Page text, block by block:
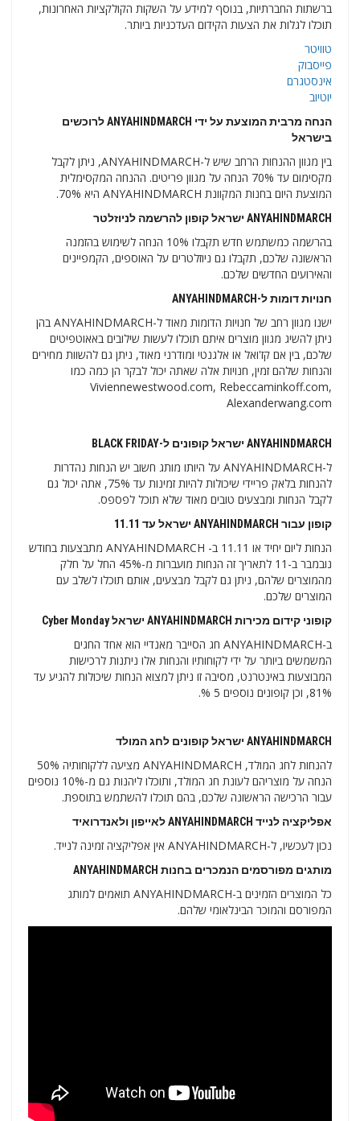
ברשתות החברתיות, בנוסף למידע על השקות הקולקציות האחרונות,
תוכלו לגלות את הצעות הקידום העדכניות ביותר.
טוויטר
פייסבוק
אינסטגרם
יוטיוב
הנחה מרבית המוצעת על ידי ANYAHINDMARCH לרוכשים
בישראל
בין מגוון ההנחות הרחב שיש ל-ANYAHINDMARCH, ניתן לקבל
מקסימום עד 70% הנחה על מגוון פריטים. ההנחה המקסימלית
המוצעת היום בחנות המקוונת ANYAHINDMARCH היא 70%.
ANYAHINDMARCH ישראל קופון להרשמה לניוזלטר
בהרשמה כמשתמש חדש תקבלו 10% הנחה לשימוש בהזמנה
הראשונה שלכם, תקבלו גם ניוזלטרים על האוספים, הקמפיינים
והאירועים החדשים שלכם.
חנויות דומות ל-ANYAHINDMARCH
ישנו מגוון רחב של חנויות הדומות מאוד ל-ANYAHINDMARCH בהן
ניתן להשיג מגוון מוצרים איתם תוכלו לעשות שילובים באאוטפיטים
שלכם, בין אם קז'ואל או אלגנטי ומודרני מאוד, ניתן גם להשוות מחירים
והנחות שלהם זמין, חנויות אלה שאתה יכול לבקר הן כמה כמו
Viviennewestwood.com, Rebeccaminkoff.com,
Alexanderwang.com
ANYAHINDMARCH ישראל קופונים ל-BLACK FRIDAY
ל-ANYAHINDMARCH על היותו מותג חשוב יש הנחות נהדרות
להנחות בלאק פריידי שיכולות להיות זמינות עד 75%, אתה יכול גם
לקבל הנחות ומבצעים טובים מאוד שלא תוכל לפספס.
קופון עבור ANYAHINDMARCH ישראל עד 11.11
הנחות ליום יחיד או 11.11 ב- ANYAHINDMARCH מתבצעות בחודש
נובמבר ב-11 לתאריך זה הנחות מועברות מ-45% החל על חלק
מהמוצרים שלהם, ניתן גם לקבל מבצעים, אותם תוכלו לשלב עם
המוצרים שלכם.
קופוני קידום מכירות ANYAHINDMARCH ישראל Cyber ​​​​Monday
ב-ANYAHINDMARCH חג הסייבר מאנדיי הוא אחד החגים
המשמשים ביותר על ידי לקוחותיו והנחות אלו ניתנות לרכישות
המבוצעות באינטרנט, מסיבה זו ניתן למצוא הנחות שיכולות להגיע עד
81%, וכן קופונים נוספים 5 %.
ANYAHINDMARCH ישראל קופונים לחג המולד
להנחות לחג המולד, ANYAHINDMARCH מציעה ללקוחותיה 50%
הנחה על מוצריהם לעונת חג המולד, ותוכלו ליהנות גם מ-10% נוספים
עבור הרכישה הראשונה שלכם, בהם תוכלו להשתמש בתוספת.
אפליקציה לנייד ANYAHINDMARCH לאייפון ולאנדרואיד
נכון לעכשיו, ל-ANYAHINDMARCH אין אפליקציה זמינה לנייד.
מותגים מפורסמים הנמכרים בחנות ANYAHINDMARCH
כל המוצרים הזמינים ב-ANYAHINDMARCH תואמים למותג
המפורסם והמוכר הבינלאומי שלהם.